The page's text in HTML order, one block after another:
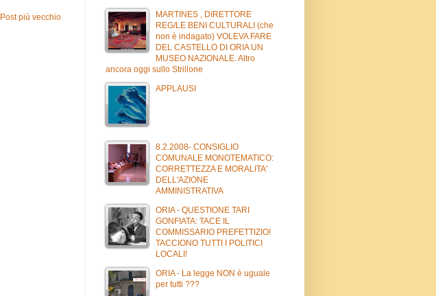
Post più vecchio
MARTINES , DIRETTORE
REG/LE BENI CULTURALI (che
non è indagato) VOLEVA FARE
DEL CASTELLO DI ORIA UN
MUSEO NAZIONALE. Altro
ancora oggi sullo Strillone
APPLAUSI
8.2.2008- CONSIGLIO
COMUNALE MONOTEMATICO:
CORRETTEZZA E MORALITA'
DELL'AZIONE
AMMINISTRATIVA
ORIA - QUESTIONE TARI
GONFIATA: TACE IL
COMMISSARIO PREFETTIZIO!
TACCIONO TUTTI I POLITICI
LOCALI!
ORIA - La legge NON è uguale
per tutti ???